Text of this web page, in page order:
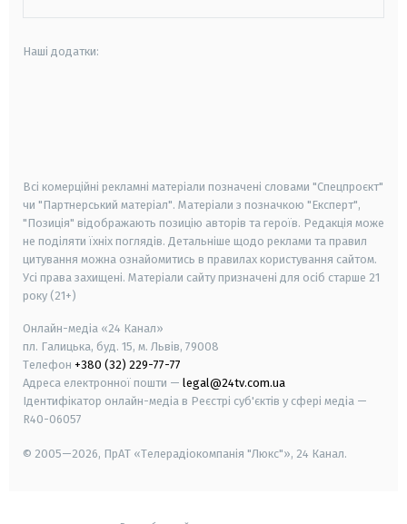
Наші додатки:
Всі комерційні рекламні матеріали позначені словами "Спецпроєкт"
чи "Партнерський матеріал". Матеріали з позначкою "Експерт",
"Позиція" відображають позицію авторів та героїв. Редакція може
не поділяти їхніх поглядів. Детальніше щодо реклами та правил
цитування можна ознайомитись в правилах користування сайтом.
Усі права захищені. Матеріали сайту призначені для осіб старше 21
року (21+)
Онлайн-медіа «24 Канал»
пл. Галицька, буд. 15, м. Львів, 79008
Телефон +380 (32) 229-77-77
Адреса електронної пошти — legal@24tv.com.ua
Ідентифікатор онлайн-медіа в Реєстрі суб'єктів у сфері медіа —
R40-06057
© 2005—2026, ПрАТ «Телерадіокомпанія "Люкс"», 24 Канал.